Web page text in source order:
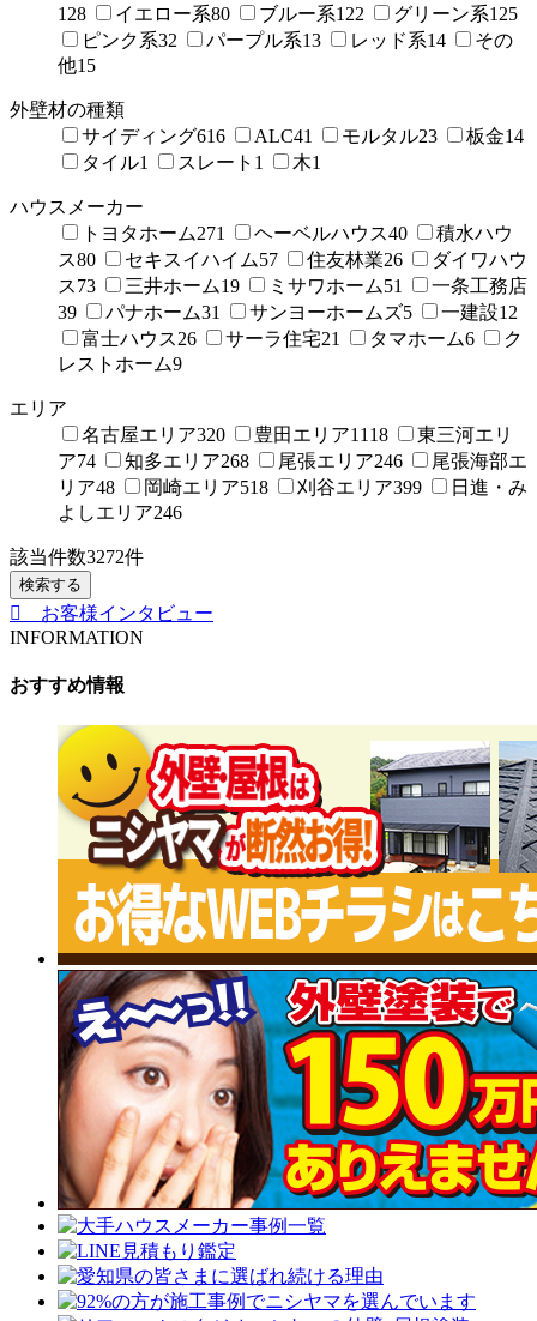
128
イエロー系80 ブルー系122 グリーン系125
ピンク系32 パープル系13 レッド系14
その
他15
外壁材の種類
サイディング616 ALC41 モルタル23 板金14
タイル1 スレート 1 木1
ハウスメーカー
トヨタホーム271 ヘーベルハウス40
積水ハウ
ス80 セキスイハイム57 住友林業26
ダイワハウ
ス73 三井ホーム19 ミサワホーム51
一条工務店
39
パナホーム31 サンヨーホームズ5 一建設12
富士ハウス26 サーラ住宅21 タマホーム6
ク
レストホーム9
エリア
名古屋エリア320 豊田エリア1118
東三河エリ
ア74 知多エリア268 尾張エリア246
尾張海部エ
リア48 岡崎エリア518 刈谷エリア399
日進・み
よしエリア246
該当件数3272件
検索する
お客様インタビュー
INFORMATION
おすすめ情報